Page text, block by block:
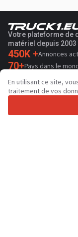
Votre plateforme de
matériel depuis 2003
450K +Annonces
70+Pays dans le
36 Langues prises en
4.7/5
En utilisant ce site,
traitement de vos